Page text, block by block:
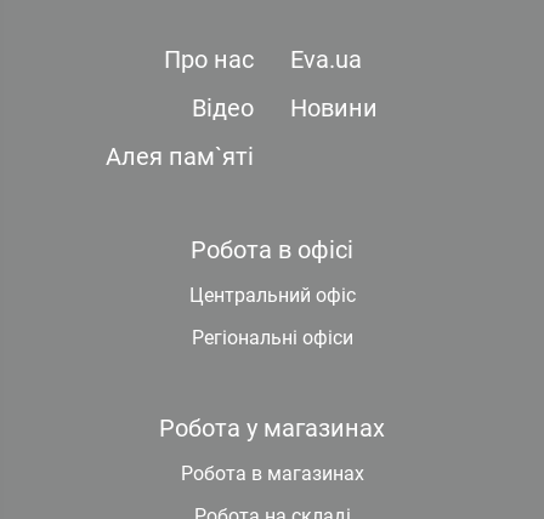
Про нас
Eva.ua
Відео
Новини
Алея пам`яті
Робота в офісі
Центральний офіс
Регіональні офіси
Робота у магазинах
Робота в магазинах